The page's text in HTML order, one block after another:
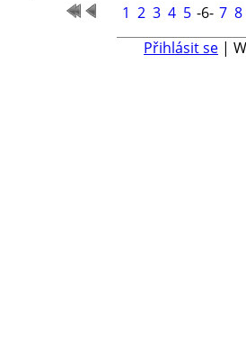
1 2 3 4 5 -6- 7 8
Přihlásit se |